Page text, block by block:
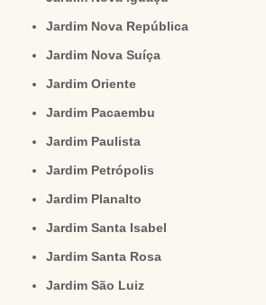
Jardim Nova República
Jardim Nova Suíça
Jardim Oriente
Jardim Pacaembu
Jardim Paulista
Jardim Petrópolis
Jardim Planalto
Jardim Santa Isabel
Jardim Santa Rosa
Jardim São Luiz